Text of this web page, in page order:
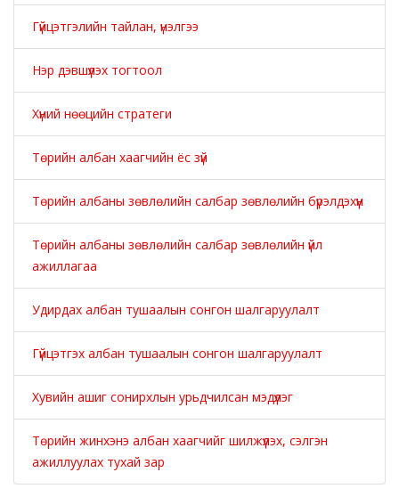
Гүйцэтгэлийн тайлан, үнэлгээ
Нэр дэвшүүлэх тогтоол
Хүний нөөцийн стратеги
Төрийн албан хаагчийн ёс зүй
Төрийн албаны зөвлөлийн салбар зөвлөлийн бүрэлдэхүүн
Төрийн албаны зөвлөлийн салбар зөвлөлийн үйл
ажиллагаа
Удирдах албан тушаалын сонгон шалгаруулалт
Гүйцэтгэх албан тушаалын сонгон шалгаруулалт
Хувийн ашиг сонирхлын урьдчилсан мэдүүлэг
Төрийн жинхэнэ албан хаагчийг шилжүүлэх, сэлгэн
ажиллуулах тухай зар